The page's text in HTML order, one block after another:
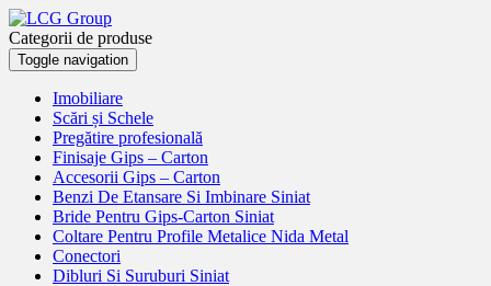
Categorii de produse
Toggle navigation
Imobiliare
Scări și Schele
Pregătire profesională
Finisaje Gips – Carton
Accesorii Gips – Carton
Benzi De Etansare Si Imbinare Siniat
Bride Pentru Gips-Carton Siniat
Coltare Pentru Profile Metalice Nida Metal
Conectori
Dibluri Si Suruburi Siniat